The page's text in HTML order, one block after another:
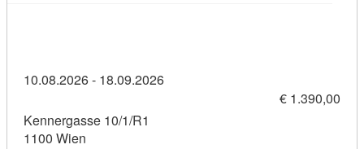
10.08.2026 - 18.09.2026
€ 1.390,00
Kennergasse 10/1/R1
1100 Wien